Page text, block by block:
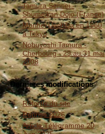
Tamura Sensei -
Shumeikan Dojo (France)
Morihei Ueshiba en 1960
à Tokyo
Nobuyoshi Tamura -
Cherbourg - 29 au 31 mai
2008
Dernieres modifications
Refonte du site
Reprise 2026
Article Télégramme 20